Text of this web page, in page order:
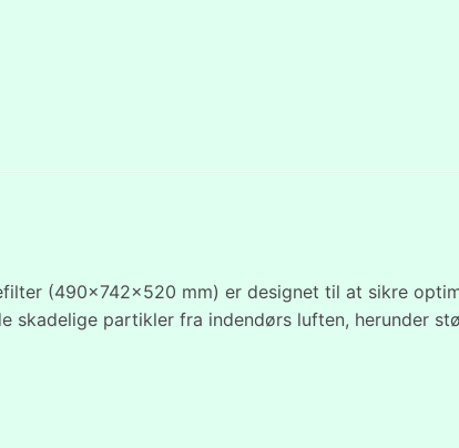
(490x742x520 mm) er designet til at sikre
partikler fra indendørs luften, herunder